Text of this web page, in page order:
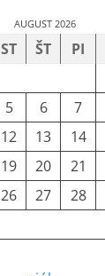
AUGUST 2026
ST ŠT PI
5 6 7
12 13 14
19 20 21
26 27 28